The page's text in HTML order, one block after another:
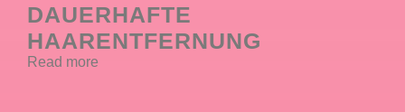
DAUERHAFTE
HAARENTFERNUNG
Read more